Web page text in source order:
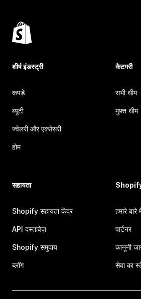
शीर्ष इंडस्ट्री
कपड़े
ब्यूटी
ज्वेलरी और एक्सेसरी
होम
कैटगरी
सभी थीम
मुफ़्त थीम
सहायता
Shopify सहायता केंद्र
API दस्तावेज़
Shopify समुदाय
ब्लॉग
हमारे बारे
पार्टनर
कानूनी
सेवा का